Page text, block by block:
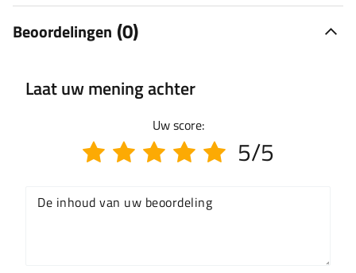
Beoordelingen (0)
Laat uw mening achter
Uw score:
5/5
De inhoud van uw beoordeling